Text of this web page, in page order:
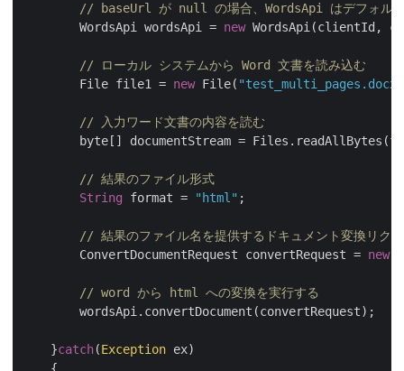
// baseUrl が null の場合、WordsApi はデフォ
	WordsApi wordsApi =
new WordsApi(clientId,
// ローカル システムから Word 文書を読み込む
        File file1 =
new File( "test_multi_pages.docx"
// 入力ワード文書の内容を読む
byte[] documentStream =
// 結果のファイル形式
String format = "html" ;
// 結果のファイル名を提供するドキュメント変換リク
        ConvertDocumentRequest convertRequest =
new
// word から html への変換を実行する
        wordsApi.convertDocument(convertRequest);
    }
catch(Exception ex)